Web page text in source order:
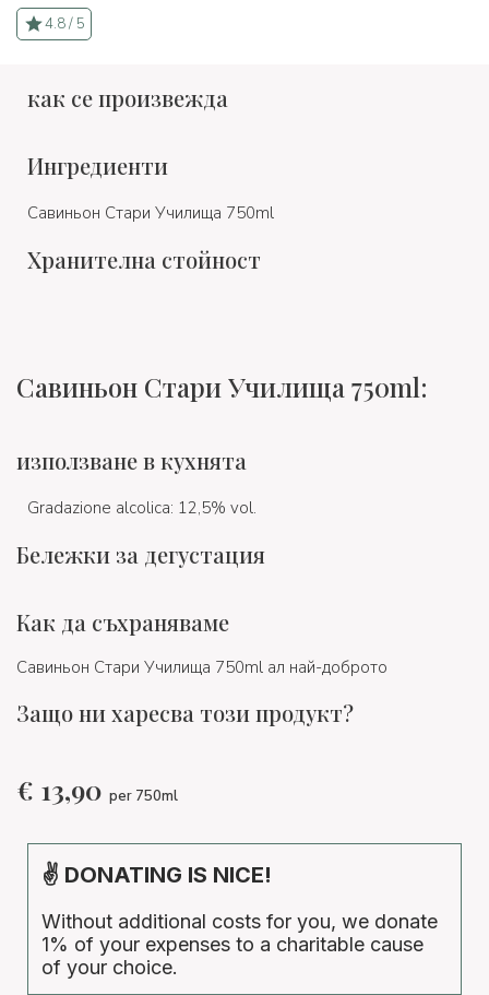
4.8 / 5
как се произвежда
Ингредиенти
Савиньон Стари Училища 750ml
Хранителна стойност
Савиньон Стари Училища 750ml:
използване в кухнята
Gradazione alcolica: 12,5% vol.
Бележки за дегустация
Как да съхраняваме
Савиньон Стари Училища 750ml ал най-доброто
Защо ни харесва този продукт?
€ 13,90 per 750ml
✌ DONATING IS NICE!
Without additional costs for you, we donate
1% of your expenses to a charitable cause
of your choice.